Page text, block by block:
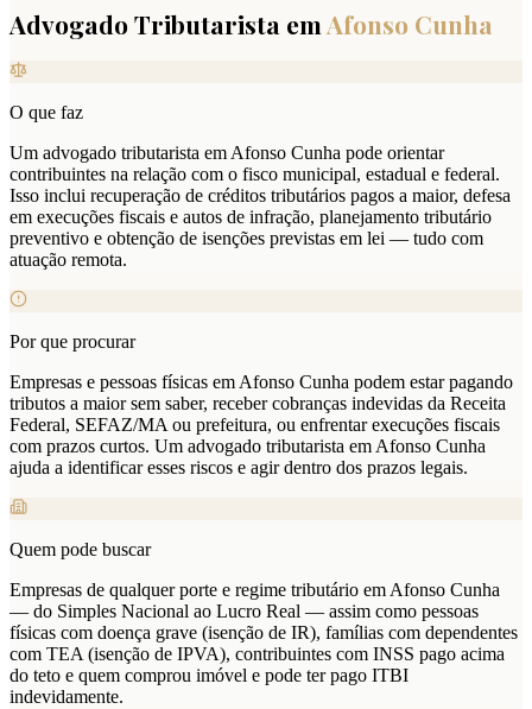
Advogado Tributarista em Afonso Cunha
O que faz
Um advogado tributarista em Afonso Cunha pode orientar
contribuintes na relação com o fisco municipal, estadual e federal.
Isso inclui recuperação de créditos tributários pagos a maior, defesa
em execuções fiscais e autos de infração, planejamento tributário
preventivo e obtenção de isenções previstas em lei — tudo com
atuação remota.
Por que procurar
Empresas e pessoas físicas em Afonso Cunha podem estar pagando
tributos a maior sem saber, receber cobranças indevidas da Receita
Federal, SEFAZ/MA ou prefeitura, ou enfrentar execuções fiscais
com prazos curtos. Um advogado tributarista em Afonso Cunha
ajuda a identificar esses riscos e agir dentro dos prazos legais.
Quem pode buscar
Empresas de qualquer porte e regime tributário em Afonso Cunha
— do Simples Nacional ao Lucro Real — assim como pessoas
físicas com doença grave (isenção de IR), famílias com dependentes
com TEA (isenção de IPVA), contribuintes com INSS pago acima
do teto e quem comprou imóvel e pode ter pago ITBI
indevidamente.